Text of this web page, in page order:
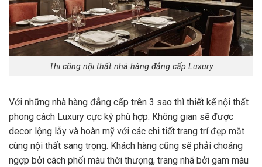
Thi công nội thất nhà hàng đẳng cấp Luxury
Với những nhà hàng đẳng cấp trên 3 sao thì thiết kế nội thất
phong cách Luxury cực kỳ phù hợp. Không gian sẽ được
decor lộng lẫy và hoàn mỹ với các chi tiết trang trí đẹp mắt
cùng nội thất sang trọng. Khách hàng cũng sẽ phải choáng
ngợp bởi cách phối màu thời thượng, trang nhã bởi gam màu